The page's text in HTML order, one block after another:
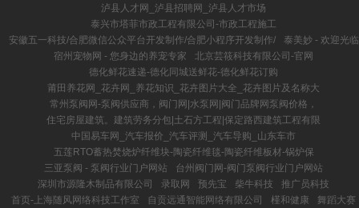
泸县人才网_泸县招聘网_泸县人才市场
泰兴市塔菲市政工程有限公司-市政工程施工
安徽五一科技/合肥微信公众平台开发制作/合肥小程序开发制作/
泰美妙 - 欢迎光临
宿州宠物网 - 您身边的养宠专家
北京芸筱科技有限公司-官网
德化鲜花速递-德化同城送鲜花-德化鲜花订购
莆田养花网_花卉网_养花知识_花卉图片大全_花卉图片及名称大
常州泵阀网-泵阀供应商，阀门网|水泵网|阀门品牌网泵阀价格，
住宅房屋建筑。建筑劳务分包|土石方工程|保定路西建筑工程有限
中国易车网_汽车报价_汽车评测_汽车导购_山东车市
五莲RTO蓄热焚烧炉纤维块-陶瓷纤维毯-陶瓷纤维板材-锅炉保
三亚泵阀 - 泵阀行业门户网站
台州阀门网-阀门泵阀行业门户网站
深圳市源隆木制品有限公司
录取网 预先宝 柴牛科技
推广员科技
首页-上海随风网络科技工作室
自贡远通智能网络有限公司 槿和健康
舞蹈大赛